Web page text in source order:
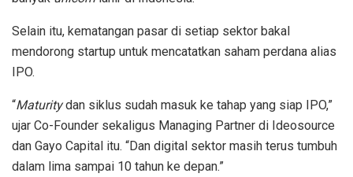
Selain itu, kematangan pasar di setiap sektor bakal
mendorong startup untuk mencatatkan saham perdana alias
IPO.
“Maturitydan siklus sudah masuk ke tahap yang siap IPO,”
ujar Co-Founder sekaligus Managing Partner di Ideosource
dan Gayo Capital itu. “Dan digital sektor masih terus tumbuh
dalam lima sampai 10 tahun ke depan.”